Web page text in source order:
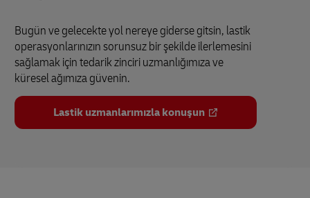
Bugün ve gelecekte yol nereye giderse gitsin, lastik
operasyonlarınızın sorunsuz bir şekilde ilerlemesini
sağlamak için tedarik zinciri uzmanlığımıza ve
küresel ağımıza güvenin.
Lastik uzmanlarımızla konuşun